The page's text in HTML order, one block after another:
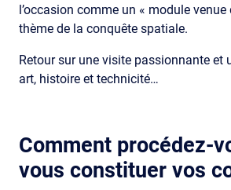
l’occasion comme un « module venue
thème de la conquête spatiale.
Retour sur une visite passionnante et
art, histoire et technicité…
Comment procédez-
vous constituer vos